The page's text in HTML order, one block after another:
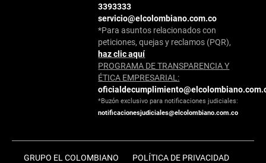
3393333
servicio@elcolombiano.com.co
*Para asuntos relacionados con
peticiones, quejas y reclamos (PQR),
haz clic aquí
PROGRAMA DE TRANSPARENCIA Y
ÉTICA EMPRESARIAL:
*Buzón exclusivo para notificaciones judiciales:
notificacionesjudiciales@elcolombiano.com.co
GRUPO EL COLOMBIANO POLÍTICA DE PRIVACIDAD